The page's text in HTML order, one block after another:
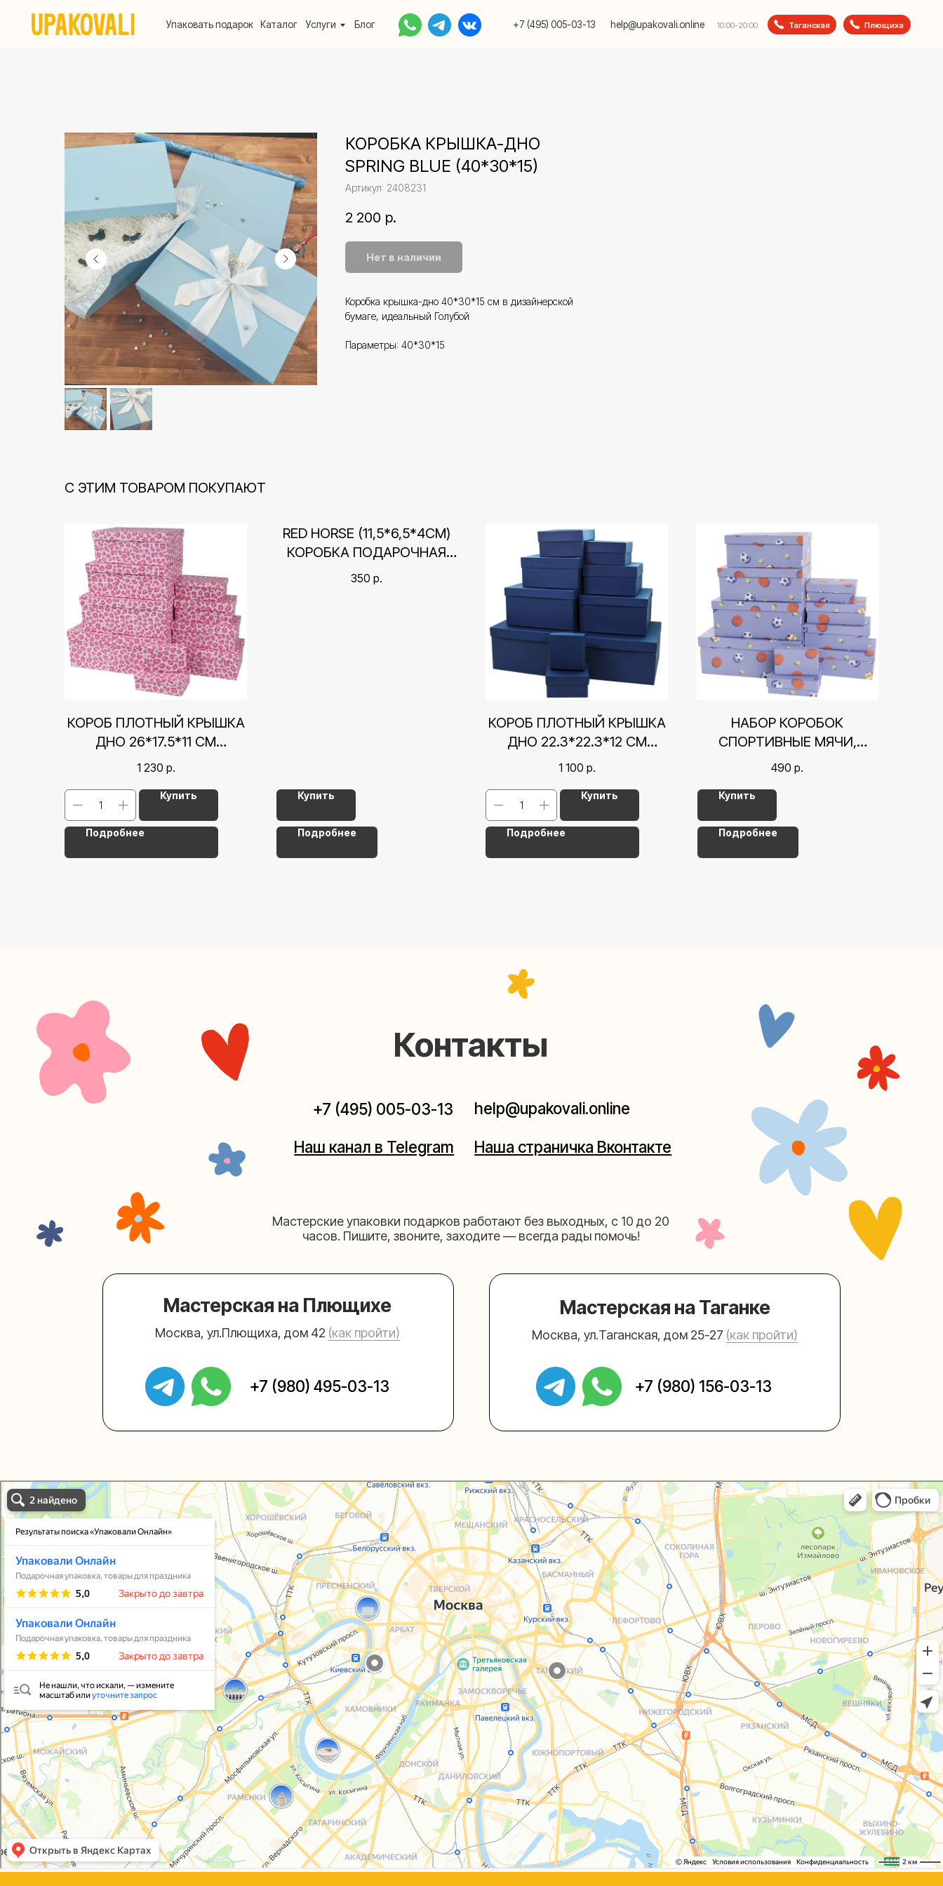
+7 (495) 005-03-13 10:00-20:00
Упаковать подарок Каталог Услуги Блог help@upakovali.online Таганская Плющиха
КОРОБКА КРЫШКА-ДНО
SPRING BLUE (40*30*15)
Артикул: 2408231
2 200 р.
Нет в наличии
Коробка крышка-дно 40*30*15 см в дизайнерской
бумаге, идеальный Голубой
Параметры: 40*30*15
С ЭТИМ ТОВАРОМ ПОКУПАЮТ
КОРОБ ПЛОТНЫЙ КРЫШКА
ДНО 26*17.5*11 СМ
РОЗОВАЯ ПАНТЕРА
1 230 р.
Купить
Подробнее
RED HORSE (11,5*6,5*4СМ)
КОРОБКА ПОДАРОЧНАЯ
КРЫШКА-ДНО
350 р.
Купить
Подробнее
КОРОБ ПЛОТНЫЙ КРЫШКА
ДНО 22.3*22.3*12 СМ
ТЕМНО-СИНИЙ
1 100 р.
Купить
Подробнее
НАБОР КОРОБОК
СПОРТИВНЫЕ МЯЧИ,
13,5*8*5 СМ СМ
490 р.
Купить
Подробнее
часов. Пишите, звоните, заходите — всегда рады помочь!
Москва, ул.Плющиха, дом 42
Мастерская на Плющихе
+7 (980) 495-03-13 +7 (980) 156-03-13
help@upakovali.online
Упаковали Онлайн в Москве
Москва
Согласие на обработку персональных данных
Политика конфиденциальности
© 2021-2025, ООО "УПАКОВАЛИ ОНЛАЙН"
Сайт разработала bogachevas
help@upakovali.online
Sospeso wrap
О нас
Услуги Блог
Каталог
Упаковать подарок
В личный кабинет
+7 (495) 005-03-13